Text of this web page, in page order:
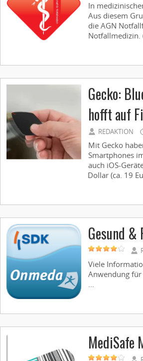
In
Aus diesem
die AGN
Notfallmedizin.
Gecko:
hofft auf
REDAKTION
Mit Gecko
Smartphones
auch iOS-
Dollar (ca. 19
Gesund &
Viele
Anwendung
...
MediSafe